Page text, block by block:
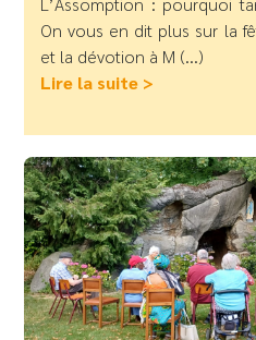
On vous en dit plus sur la
et la dévotion à M (...)
Lire la suite >